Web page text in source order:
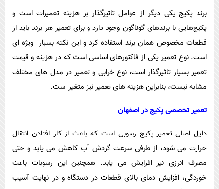
برند پکیج یکی دیگر از عوامل تاثیرگذار بر هزینه تعمیرات است و
پکیج‌هایی با برندهای گوناگون وجود دارد و برای تعمیر هر برند باید از
قطعات مخصوص همان برند استفاده کرد و این نکته بسیار ویژه ای
است. نوع تعمیر یکی از فاکتورهای اساسی است که در هزینه و قیمت
تعمیر بسیار تاثیرگذار است، نوع خرابی و تعمیر در مدل های مختلف
مشابه نیست، بنابراین هزینه های تعمیر نیز متغیر است.
تعمیر تخصصی پکیج در اصفهان
دلیل اصلی تعمیر پکیج رسوبی است که باعث از کار افتادن انتقال
حرارت می شود، از طرفی سرعت گردش آب کاهش می یابد و حتی
مصرف انرژی نیز افزایش می یابد. همچنین این رسوبات باعث
خوردگی، افزایش دمای بالای قطعات در دستگاه و در نهایت آسیب